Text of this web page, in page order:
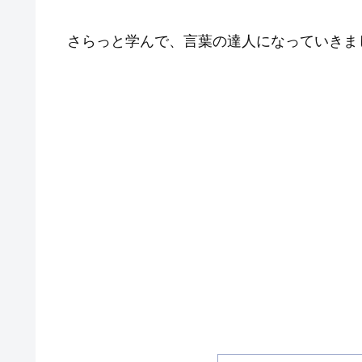
さらっと学んで、言葉の達人になっていき